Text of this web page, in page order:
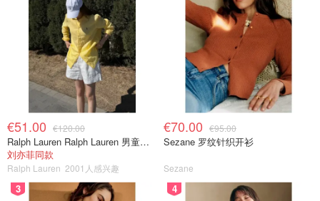
€51.00 €120.00
Ralph Lauren Ralph Lauren 男童亚麻衬衫
刘亦菲同款
Ralph Lauren 2001人感兴趣
€70.00 €95.00
Sezane 罗纹针织开衫
Sezane
3 4